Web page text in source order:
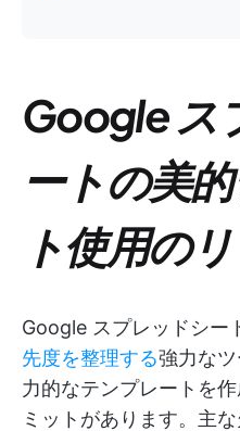
Google ス
ートの美
ト使用の
Google スプレッドシー
先度を整理する強力な
力的なテンプレートを
ミットがあります。主